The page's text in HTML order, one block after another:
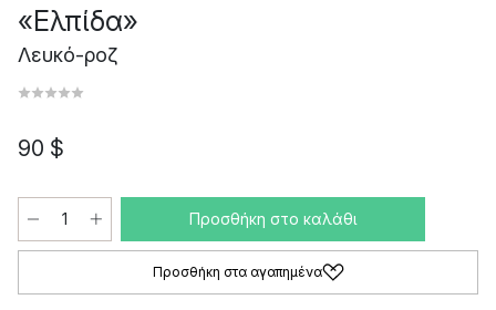
«Ελπίδα»
Λευκό-ροζ
90 $
Προσθήκη στο καλάθι
Προσθήκη στα αγαπημένα